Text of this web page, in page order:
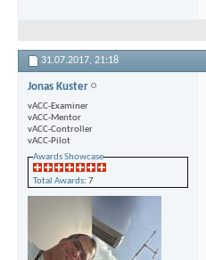
31.07.2017, 21:18
Jonas Kuster
vACC-Examiner
vACC-Mentor
vACC-Controller
vACC-Pilot
Awards Showcase
Total Awards: 7